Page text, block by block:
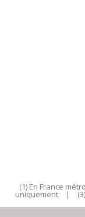
(1) En France
uniquement |